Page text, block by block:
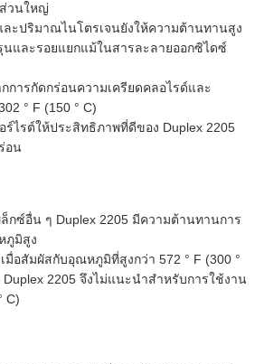
วนใหญ่
ะปริมาณไนโตรเจนยังให้ความต้านทานสูง
และรอยแยกแม้ในสารละลายออกซิไดซ์
การกัดกร่อนความเครียดคลอไรด์และ
° F (150 ° C)
ร์ไรต์ให้ประสิทธิภาพที่ดีของ Duplex 2205
อน
กซ์อื่น ๆ Duplex 2205 มีความต้านทานการ
ภูมิสูง
มื่อสัมผัสกับอุณหภูมิที่สูงกว่า 572 ° F (300 °
Duplex 2205 จึงไม่แนะนำสำหรับการใช้งาน
C)